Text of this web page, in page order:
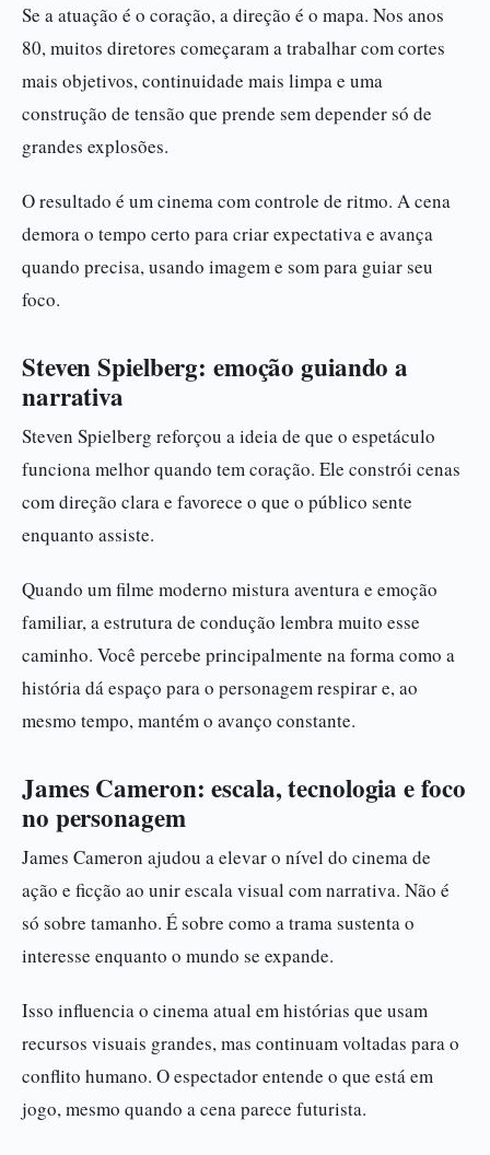
Se a atuação é o coração, a direção é o mapa. Nos anos
80, muitos diretores começaram a trabalhar com cortes
mais objetivos, continuidade mais limpa e uma
construção de tensão que prende sem depender só de
grandes explosões.
O resultado é um cinema com controle de ritmo. A cena
demora o tempo certo para criar expectativa e avança
quando precisa, usando imagem e som para guiar seu
foco.
Steven Spielberg: emoção guiando a
narrativa
Steven Spielberg reforçou a ideia de que o espetáculo
funciona melhor quando tem coração. Ele constrói cenas
com direção clara e favorece o que o público sente
enquanto assiste.
Quando um filme moderno mistura aventura e emoção
familiar, a estrutura de condução lembra muito esse
caminho. Você percebe principalmente na forma como a
história dá espaço para o personagem respirar e, ao
mesmo tempo, mantém o avanço constante.
James Cameron: escala, tecnologia e foco
no personagem
James Cameron ajudou a elevar o nível do cinema de
ação e ficção ao unir escala visual com narrativa. Não é
só sobre tamanho. É sobre como a trama sustenta o
interesse enquanto o mundo se expande.
Isso influencia o cinema atual em histórias que usam
recursos visuais grandes, mas continuam voltadas para o
conflito humano. O espectador entende o que está em
jogo, mesmo quando a cena parece futurista.